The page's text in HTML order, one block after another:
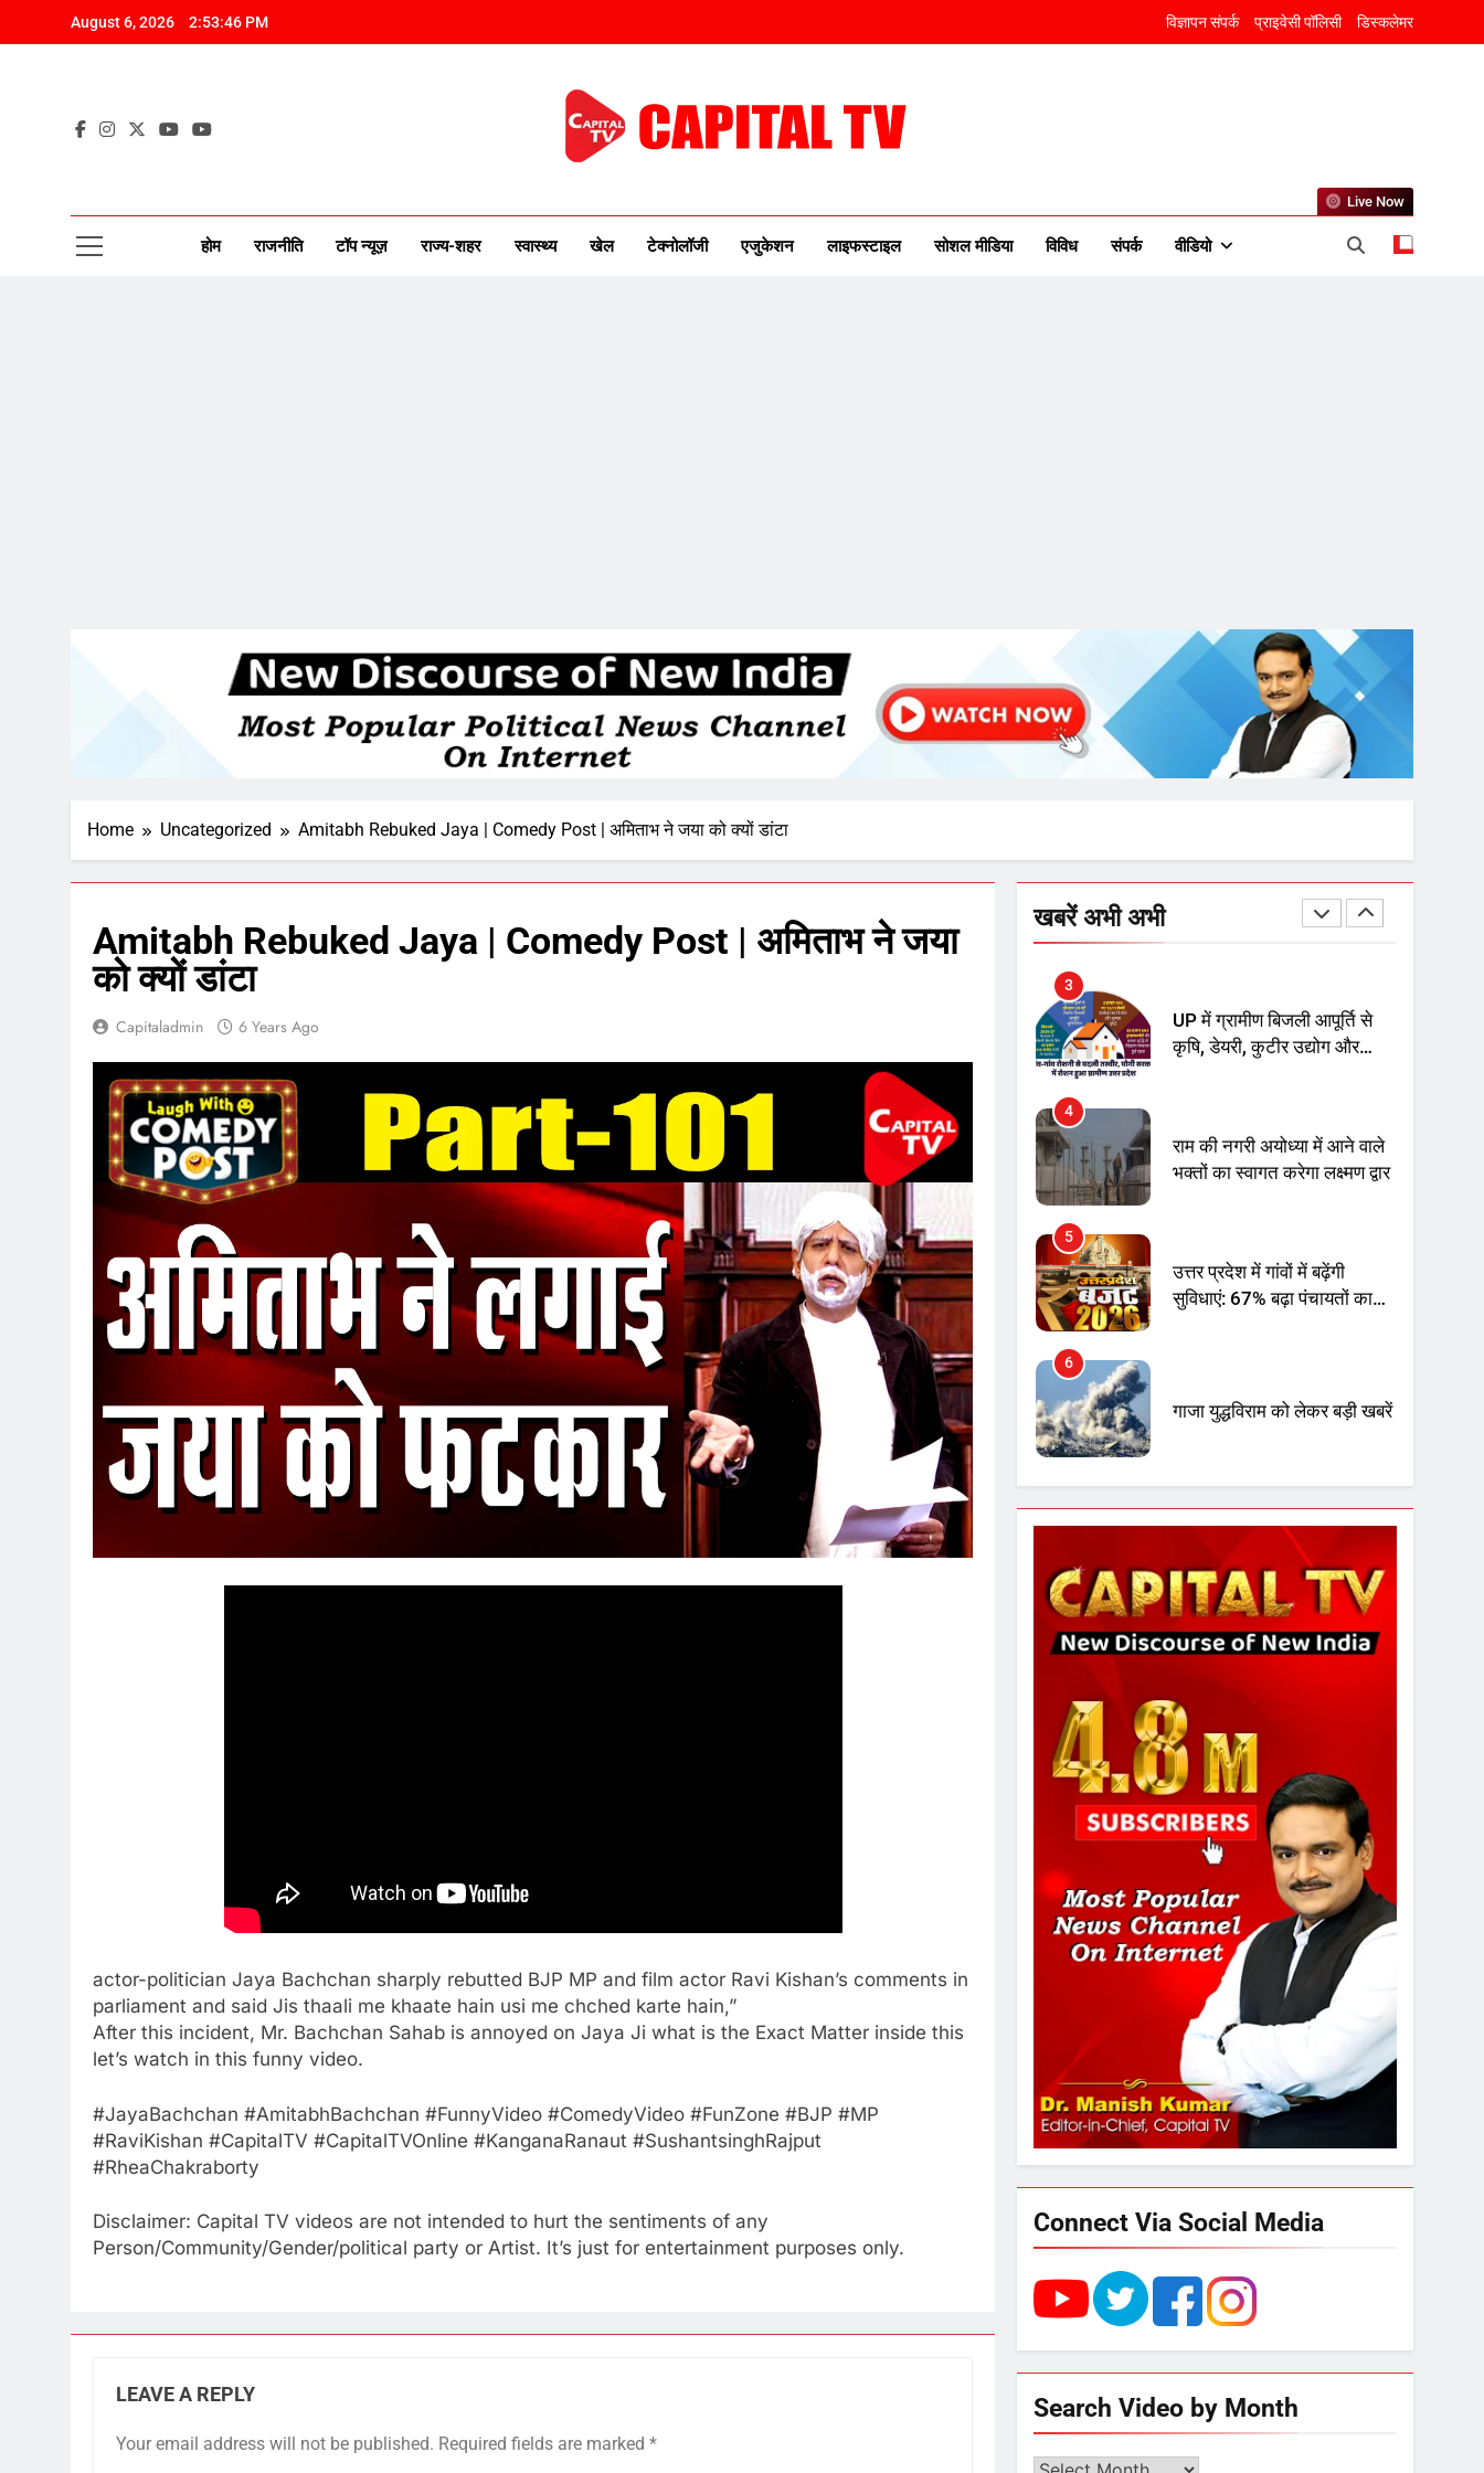
August 6, 2026 2:53:46 PM विज्ञापन संपर्क प्राइवेसी पॉलिसी डिस्कलेमर
होम राजनीति टॉप न्यूज़ राज्य-शहर स्वास्थ्य खेल टेक्नोलॉजी एजुकेशन लाइफस्टाइल सोशल मीडिया विविध संपर्क वीडियो
Live Now
Home Uncategorized Amitabh Rebuked Jaya | Comedy Post | अमिताभ ने जया को क्यों डांटा
Amitabh Rebuked Jaya | Comedy Post | अमिताभ ने जया
को क्यों डांटा
Capitaladmin 6 Years Ago
actor-politician Jaya Bachchan sharply rebutted BJP MP and film actor Ravi Kishan’s comments in
parliament and said Jis thaali me khaate hain usi me chched karte hain,”
After this incident, Mr. Bachchan Sahab is annoyed on Jaya Ji what is the Exact Matter inside this
let’s watch in this funny video.
#JayaBachchan #AmitabhBachchan #FunnyVideo #ComedyVideo #FunZone #BJP #MP
#RaviKishan #CapitalTV #CapitalTVOnline #KanganaRanaut #SushantsinghRajput
#RheaChakraborty
Disclaimer: Capital TV videos are not intended to hurt the sentiments of any
Person/Community/Gender/political party or Artist. It’s just for entertainment purposes only.
LEAVE A REPLY
Your email address will not be published. Required fields are marked *
खबरें अभी अभी
सुप्रीम कोर्ट ने राहुल गांधी के ‘वोट
चोरी’ के आरोप खारिज किए,
शेखपुरा में पीएम की मां को गाली पर
कोर्ट का समन जारी
1
अमर शहीद ठाकुर रोशन सिंह के
2
कार्बन-फ्री डेटा सेंटर, हजारों
3
UP में ग्रामीण बिजली आपूर्ति से
कृषि, डेयरी, कुटीर उद्योग और
4
राम की नगरी अयोध्या में आने वाले
भक्तों का स्वागत करेगा लक्ष्मण द्वार
5
उत्तर प्रदेश में गांवों में बढ़ेंगी
सुविधाएं: 67% बढ़ा पंचायतों का
6
गाजा युद्धविराम को लेकर बड़ी खबरें
7
चुनाव से पहले लालू परिवार पर बड़ा
झटका, दिल्ली कोर्ट ने IRCTC
घोटाले में आरोप तय किए
8
सुप्रीम कोर्ट ने राहुल गांधी के ‘वोट
शेखपुरा में पीएम की मां को गाली पर
कोर्ट का समन जारी
1
अमर शहीद ठाकुर रोशन सिंह के
नाम पर स्वरूप रानी नेहरू
चिकित्सालय का नामकरण करने
की मांग को लेकर
अनिश्चितकालीन धरना शुरू
289 एकड़ भूमि पर विकसित होगा
कार्बन-फ्री डेटा सेंटर, हजारों
उच्च-कुशल रोजगार सृजन की
संभावना
UP में ग्रामीण बिजली आपूर्ति से
कृषि, डेयरी, कुटीर उद्योग और
स्वरोजगार को मिला बढ़ावा
4
राम की नगरी अयोध्या में आने वाले
उत्तर प्रदेश में गांवों में बढ़ेंगी
सुविधाएं: 67% बढ़ा पंचायतों का
बजट
गाजा युद्धविराम को लेकर बड़ी खबरें
Connect Via Social Media
Search Video by Month
Search